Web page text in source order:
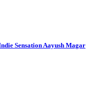
Sensation Aayush Magar